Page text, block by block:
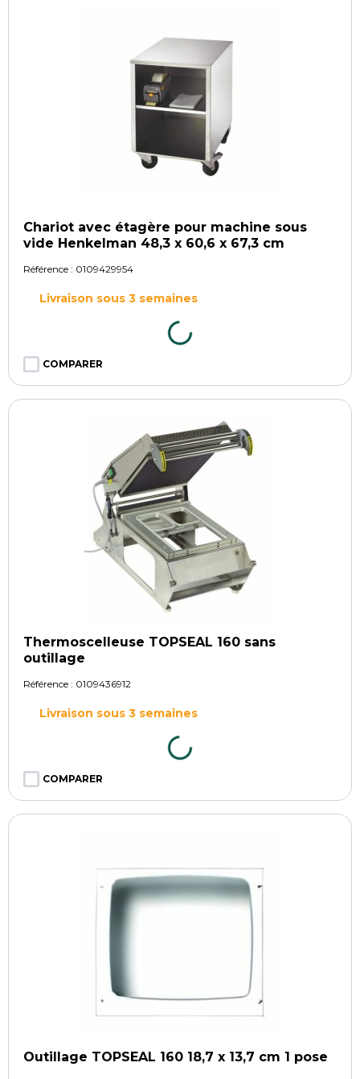
Chariot avec étagère pour machine sous
vide Henkelman 48,3 x 60,6 x 67,3 cm
Référence : 0109429954
Livraison sous 3 semaines
COMPARER
Thermoscelleuse TOPSEAL 160 sans
outillage
Référence : 0109436912
Livraison sous 3 semaines
COMPARER
Outillage TOPSEAL 160 18,7 x 13,7 cm 1 pose